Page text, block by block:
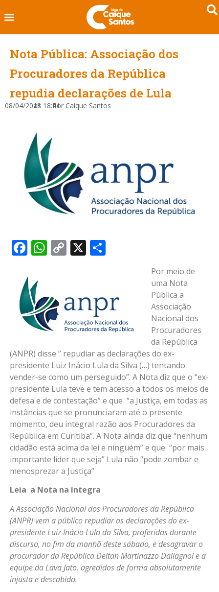
Nota Pública: Associação dos
Procuradores da República
repudia declarações de Lula
08/04/2018
às 18:41
Por Caique Santos
Facebook
WhatsApp
Copy
X
Por meio de
uma Nota
Pública a
Associação
Nacional dos
Procuradores
da República
(ANPR) disse ” repudiar as declarações do ex-
presidente Luiz Inácio Lula da Silva (…) tentando
vender-se como um perseguido”. A Nota diz que o “ex-
presidente Lula teve e tem acesso a todos os meios de
defesa e de contestação” e que “a Justiça, em todas as
instâncias que se pronunciaram até o presente
momento, deu integral razão aos Procuradores da
República em Curitiba”. A Nota ainda diz que “nenhum
cidadão está acima da lei e ninguém” e que “por mais
importante líder que seja” Lula não “pode zombar e
menosprezar a Justiça”
Leia a Nota na íntegra
A Associação Nacional dos Procuradores da República
(ANPR) vem a público repudiar as declarações do ex-
presidente Luiz Inácio Lula da Silva, proferidas durante
discurso, no fim da manhã deste sábado, e desagravar o
procurador da República Deltan Martinazzo Dallagnol e a
equipe da Lava Jato, agredidos de forma absolutamente
injusta e descabida.